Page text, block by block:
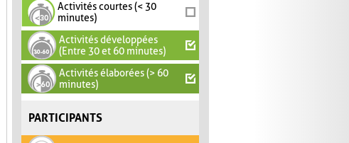
Activités courtes (< 30
minutes)
Activités développées
(Entre 30 et 60 minutes)
Activités élaborées (> 60
minutes)
PARTICIPANTS